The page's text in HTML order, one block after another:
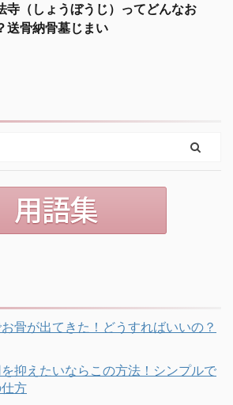
寺（しょうぼうじ）ってどんなお
送骨納骨墓じまい
骨が出てきた！どうすればいいの？
抑えたいならこの方法！シンプルで
方